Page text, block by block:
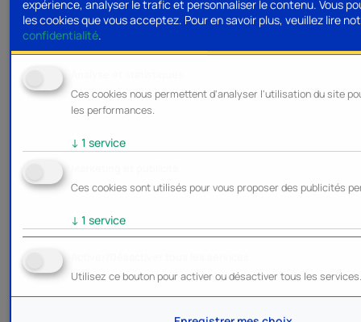
expérience, analyser le trafic et personnaliser le contenu. Vous
les cookies que vous acceptez. Pour en savoir plus, veuillez lire
confidentialité.
Ces cookies nous permettent d'analyser l'utilisation du site
les performances.
↓ 1 service
Ces cookies sont utilisés pour vous proposer des publicités
↓ 1 service
Utilisez ce bouton pour activer ou désactiver tous les services.